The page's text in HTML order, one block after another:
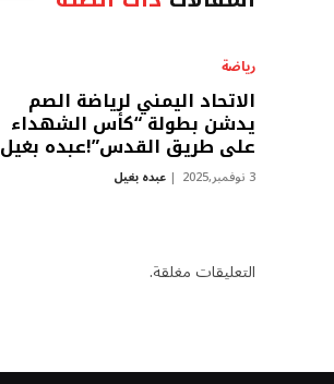
رياضة
الاتحاد اليمني لرياضة الصم
يدشن بطولة “كأس الشهداء
على طريق القدس”!عبده بغيل
3 نوفمبر,2025 عبده بغيل
التعليقات مغلقة.